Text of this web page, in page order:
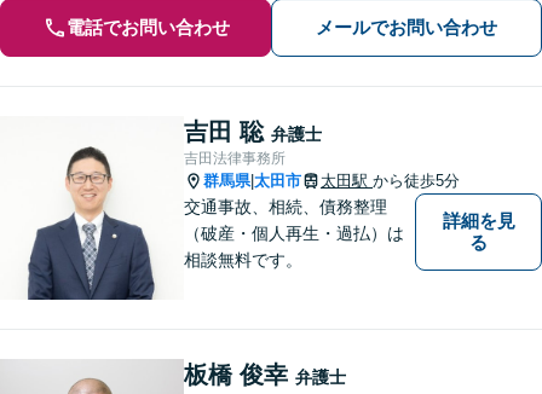
電話でお問い合わせ メールでお問い合わせ
吉田 聡 弁護士
吉田法律事務所
群馬県|太田市 太田駅 から徒歩5分
交通事故、相続、債務整理
（破産・個人再生・過払）は
相談無料です。
詳細を見
る
板橋 俊幸 弁護士